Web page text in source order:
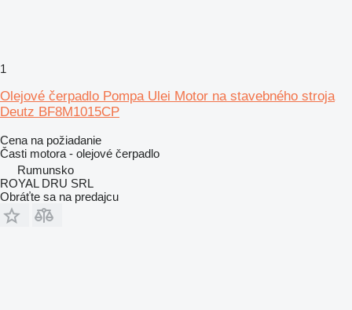
1
Olejové čerpadlo Pompa Ulei Motor na stavebného stroja
Deutz BF8M1015CP
Cena na požiadanie
Časti motora - olejové čerpadlo
Rumunsko
ROYAL DRU SRL
Obráťte sa na predajcu